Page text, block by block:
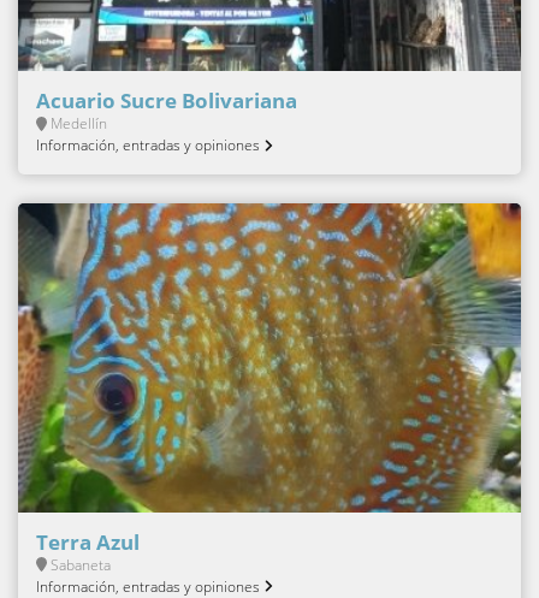
Acuario Sucre Bolivariana
Medellín
Información, entradas y opiniones
Terra Azul
Sabaneta
Información, entradas y opiniones